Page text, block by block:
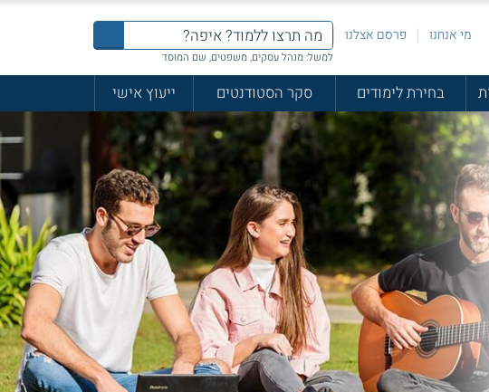
מי אנחנו פרסם אצלנו
למשל: מנהל עסקים, משפטים, שם המוסד
בחירת לימודים סקר הסטודנטים
ייעוץ אישי